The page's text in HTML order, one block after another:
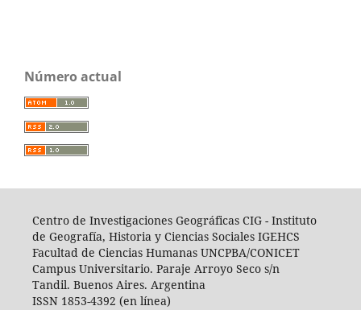
Número actual
Centro de Investigaciones Geográficas CIG - Instituto
de Geografía, Historia y Ciencias Sociales IGEHCS
Facultad de Ciencias Humanas UNCPBA/CONICET
Campus Universitario. Paraje Arroyo Seco s/n
Tandil. Buenos Aires. Argentina
ISSN 1853-4392 (en línea)